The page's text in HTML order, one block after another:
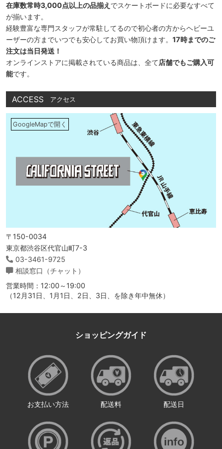
在庫数常時3,000点以上の品揃え でスケートボードに必要なすべて
が揃います。
経験豊富な専門スタッフが常駐してるので初心者の方からヘビーユ
ーザーの方までいつでも安心してお買い物頂けます。 17時までのご
注文は当日発送！
オンラインストアに掲載されている商品は、全て店舗でもご購入可
能です。
ACCESS アクセス
GoogleMapで開く
〒150-0034
東京都渋谷区代官山町7-3
03-3461-9725
相談窓口（チャット）
営業時間：12:00～19:00
（12月31日、1月1日、2日、3日、を除き年中無休）
ショッピングガイド
お支払い方法 配送料 配送日